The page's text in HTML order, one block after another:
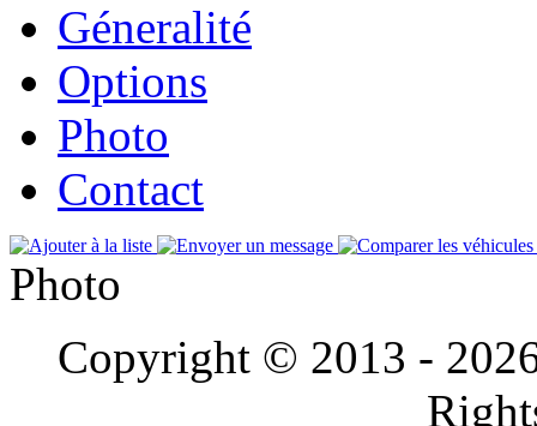
Géneralité
Options
Photo
Contact
Photo
Copyright © 2013 -